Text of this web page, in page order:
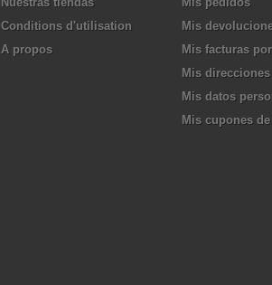
Conditions d'utilisation
A propos
Mis
Mis facturas
Mis direcciones
Mis datos
Mis cupones